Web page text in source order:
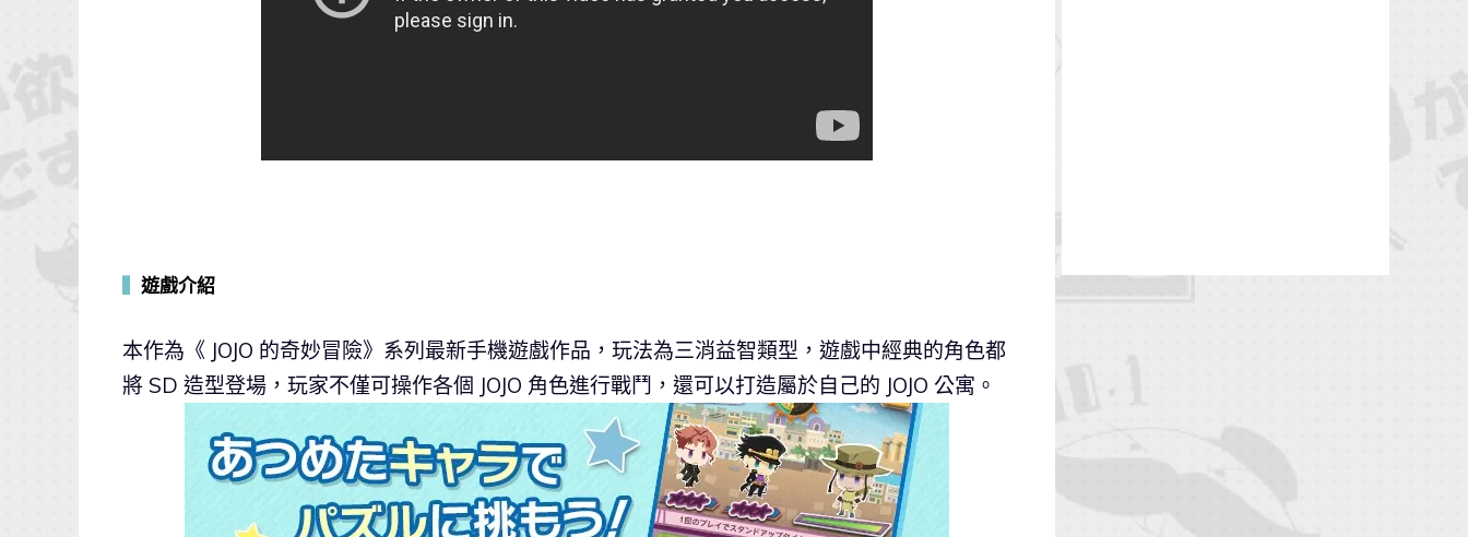
遊戲介紹
本作為《 JOJO 的奇妙冒險》系列最新手機遊戲作品，玩法為三消益智類型，遊戲中經典的角色都
將 SD 造型登場，玩家不僅可操作各個 JOJO 角色進行戰鬥，還可以打造屬於自己的 JOJO 公寓。